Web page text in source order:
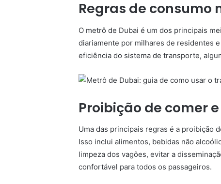
Regras de consumo
O metrô de Dubai é um dos principais
diariamente por milhares de residentes
eficiência do sistema de transporte,
Proibição de comer
Uma das principais regras é a proibição
Isso inclui alimentos, bebidas não
limpeza dos vagões, evitar a
confortável para todos os passageiros.